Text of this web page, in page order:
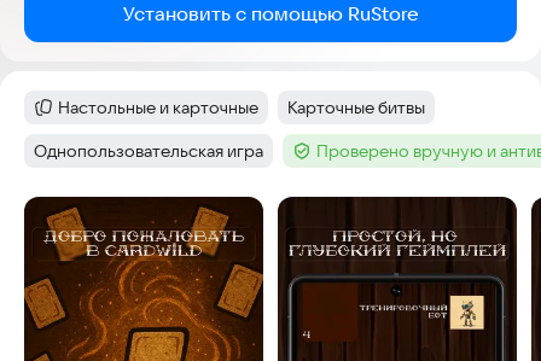
Установить с помощью RuStore
Категория:
Настольные и карточные Тег:
Карточные битвы
Тег:
Однопользовательская игра Тег :Проверено вручную и
Скриншоты